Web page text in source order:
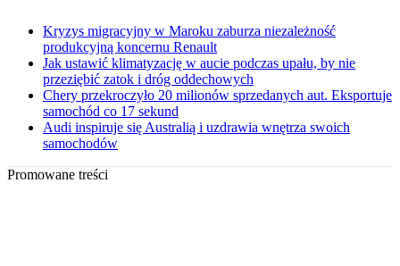
Kryzys migracyjny w Maroku zaburza niezależność
produkcyjną koncernu Renault
Jak ustawić klimatyzację w aucie podczas upału, by nie
przeziębić zatok i dróg oddechowych
Chery przekroczyło 20 milionów sprzedanych aut. Eksportuje
samochód co 17 sekund
Audi inspiruje się Australią i uzdrawia wnętrza swoich
samochodów
Promowane treści